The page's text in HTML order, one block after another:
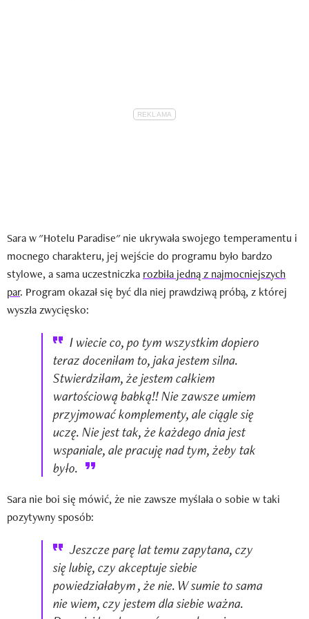
Sara w "Hotelu Paradise" nie ukrywała swojego temperamentu i
mocnego charakteru, jej wejście do programu było bardzo
stylowe, a sama uczestniczka rozbiła jedną z najmocniejszych
par. Program okazał się być dla niej prawdziwą próbą, z której
wyszła zwycięsko:
I wiecie co, po tym wszystkim dopiero
teraz doceniłam to, jaka jestem silna.
Stwierdziłam, że jestem całkiem
wartościową babką!! Nie zawsze umiem
przyjmować komplementy, ale ciągle się
uczę. Nie jest tak, że każdego dnia jest
wspaniale, ale pracuję nad tym, żeby tak
było.
Sara nie boi się mówić, że nie zawsze myślała o sobie w taki
pozytywny sposób:
Jeszcze parę lat temu zapytana, czy
się lubię, czy akceptuje siebie
powiedziałabym , że nie. W sumie to sama
nie wiem, czy jestem dla siebie ważna.